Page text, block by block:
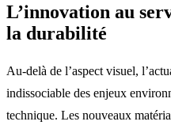
L’innovation au
la durabilité
Au-delà de l’aspect visuel,
indissociable des enjeux
technique. Les nouveaux